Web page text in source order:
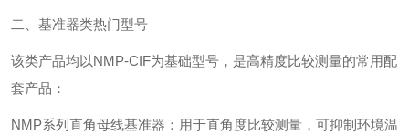
二、基准器类热门型号
该类产品均以NMP-CIF为基础型号，是高精度比较测量的常用配
套产品：
NMP系列直角母线基准器：用于直角度比较测量，可抑制环境温